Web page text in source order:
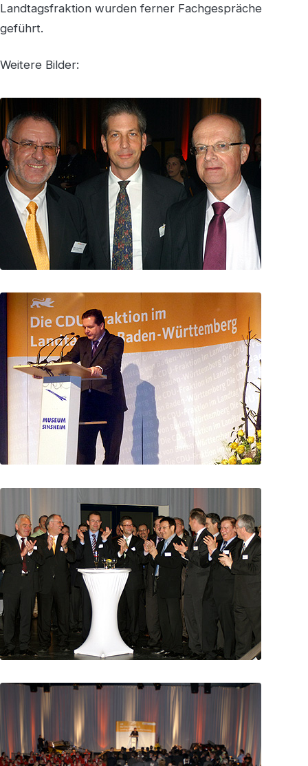
Landtagsfraktion wurden ferner Fachgespräche
geführt.
Weitere Bilder: